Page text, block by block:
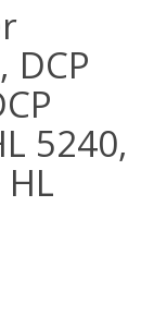
DCP
5240,